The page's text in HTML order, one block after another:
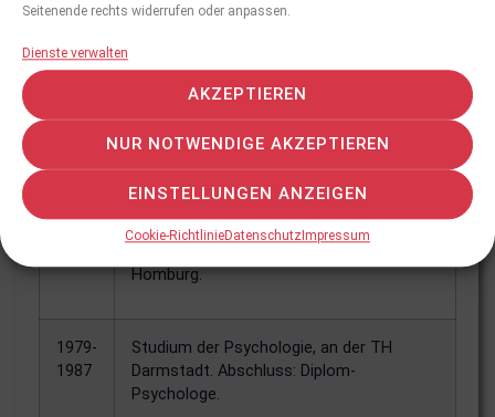
Seitenende rechts widerrufen oder anpassen.
Dienste verwalten
AKZEPTIEREN
NUR NOTWENDIGE AKZEPTIEREN
EINSTELLUNGEN ANZEIGEN
Cookie-RichtlinieDatenschutz Impressum
BDP.
Zertifikat zum „Familientherapeuten“,
Homburg.
1979-
1987
Studium der Psychologie, an der TH
Darmstadt. Abschluss: Diplom-
Psychologe.